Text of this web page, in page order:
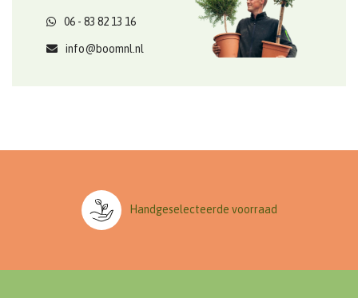
06 - 83 82 13 16
info@boomnl.nl
Handgeselecteerde voorraad